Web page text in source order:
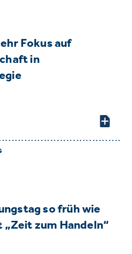
Fokus auf
in
so früh wie
„Zeit zum Handeln“